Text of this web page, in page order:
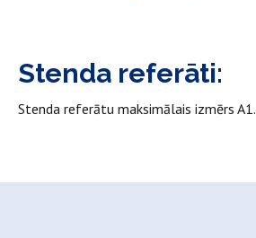
Stenda referāti:
Stenda referātu maksimālais izmērs A1.